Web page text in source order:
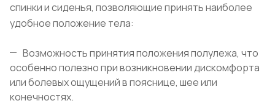
спинки и сиденья, позволяющие принять наиболее
удобное положение тела:
Возможность принятия положения полулежа, что
особенно полезно при возникновении дискомфорта
или болевых ощущений в пояснице, шее или
конечностях.